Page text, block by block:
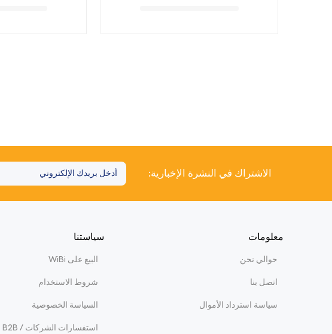
الاشتراك في النشرة الإخبارية:
معلومات
حوالي نحن
اتصل بنا
سياسة استرداد الأموال
سياستنا
البيع على WiBi
شروط الاستخدام
السياسة الخصوصية
استفسارات الشركات / B2B